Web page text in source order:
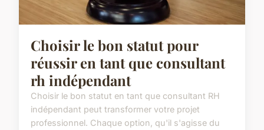
Choisir le bon statut pour
réussir en tant que consultant
rh indépendant
Choisir le bon statut en tant que consultant RH
indépendant peut transformer votre projet
professionnel. Chaque option, qu'il s'agisse du